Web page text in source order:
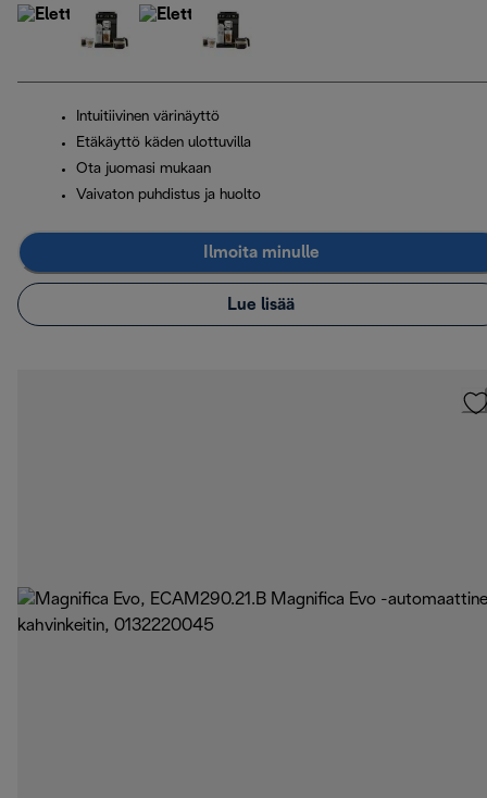
Intuitiivinen värinäyttö
Etäkäyttö käden ulottuvilla
Ota juomasi mukaan
Vaivaton puhdistus ja huolto
Ilmoita minulle
Lue lisää